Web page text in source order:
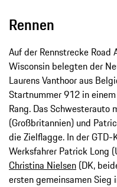
Rennen
Auf der Rennstrecke
Wisconsin belegten der
Laurens Vanthoor aus
Startnummer 912 in
Rang. Das Schwesterauto
(Großbritannien) und
die Zielflagge. In der
Werksfahrer Patrick Long
Christina Nielsen (DK,
ersten gemeinsamen Sieg